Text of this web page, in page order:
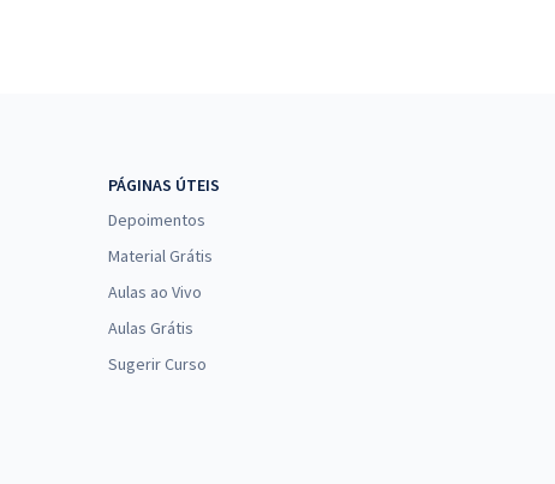
PÁGINAS ÚTEIS
Depoimentos
Material Grátis
Aulas ao Vivo
Aulas Grátis
Sugerir Curso